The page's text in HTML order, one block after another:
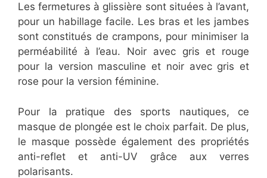
Les fermetures à glissière sont situées à l’avant,
pour un habillage facile. Les bras et les jambes
sont constitués de crampons, pour minimiser la
perméabilité à l’eau. Noir avec gris et rouge
pour la version masculine et noir avec gris et
rose pour la version féminine.
Pour la pratique des sports nautiques, ce
masque de plongée est le choix parfait. De plus,
le masque possède également des propriétés
anti-reflet et anti-UV grâce aux verres
polarisants.